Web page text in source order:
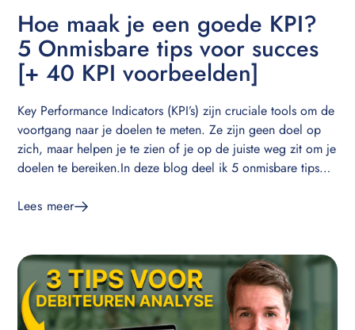
Hoe maak je een goede KPI?
5 Onmisbare tips voor succes
[+ 40 KPI voorbeelden]
Key Performance Indicators (KPI’s) zijn cruciale tools om de
voortgang naar je doelen te meten. Ze zijn geen doel op
zich, maar helpen je te zien of je op de juiste weg zit om je
doelen te bereiken.In deze blog deel ik 5 onmisbare tips
Lees meer